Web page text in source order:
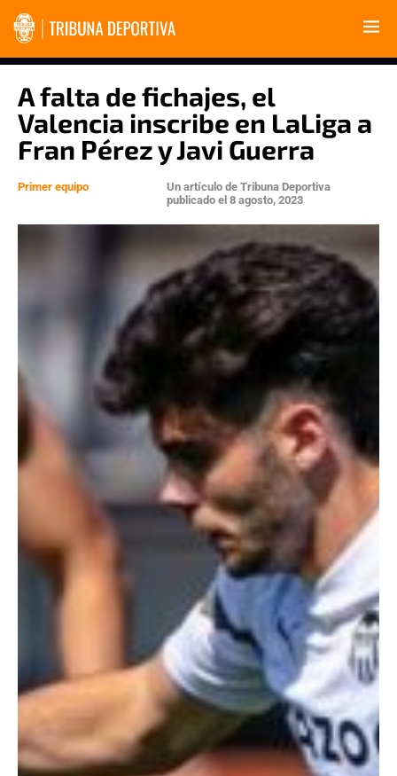
A falta de fichajes, el
Valencia inscribe en LaLiga a
Fran Pérez y Javi Guerra
Primer equipo Un artículo de Tribuna Deportiva
publicado el 8 agosto, 2023